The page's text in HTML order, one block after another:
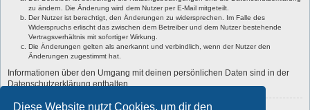
Diese Website nutzt Cookies, um dir den
zu ändern. Die Änderung wird dem Nutzer per E-Mail mitgeteilt.
Der Nutzer ist berechtigt, den Änderungen zu widersprechen. Im Falle des
Widerspruchs erlischt das zwischen dem Betreiber und dem Nutzer bestehende
Vertragsverhältnis mit sofortiger Wirkung.
Die Änderungen gelten als anerkannt und verbindlich, wenn der Nutzer den
Änderungen zugestimmt hat.
Informationen über den Umgang mit deinen persönlichen Daten sind in der
Datenschutzerklärung enthalten.